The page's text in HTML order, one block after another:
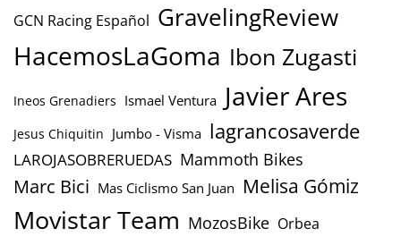
GCN Racing Español GravelingReview
HacemosLaGoma Ibon Zugasti
Ineos Grenadiers Ismael Ventura Javier Ares
Jesus Chiquitin Jumbo - Visma lagrancosaverde
LAROJASOBRERUEDAS Mammoth Bikes
Marc Bici Mas Ciclismo San Juan Melisa Gómiz
Movistar Team MozosBike Orbea